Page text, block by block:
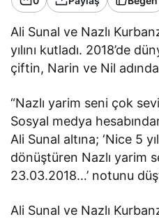
Ali Sunal ve Nazlı
yılını kutladı. 2018’de
çiftin, Narin ve Nil
“Nazlı yarim seni çok
Sosyal medya
Ali Sunal altına; ‘Nice 5
dönüştüren Nazlı yarim
23.03.2018…’ notunu
Ali Sunal ve Nazlı